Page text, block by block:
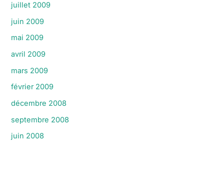
juillet 2009
juin 2009
mai 2009
avril 2009
mars 2009
février 2009
décembre 2008
septembre 2008
juin 2008